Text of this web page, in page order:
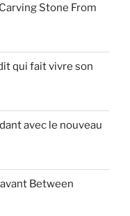
Stone From
qui fait vivre son
avec le nouveau
Between